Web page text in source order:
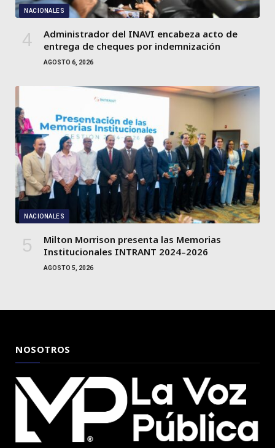
NACIONALES
Administrador del INAVI encabeza acto de
entrega de cheques por indemnización
AGOSTO 6, 2026
NACIONALES
Milton Morrison presenta las Memorias
Institucionales INTRANT 2024–2026
AGOSTO 5, 2026
NOSOTROS